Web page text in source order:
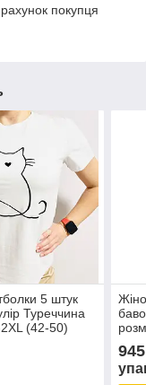
покупця
5 штук
Туреччина
(42-50)